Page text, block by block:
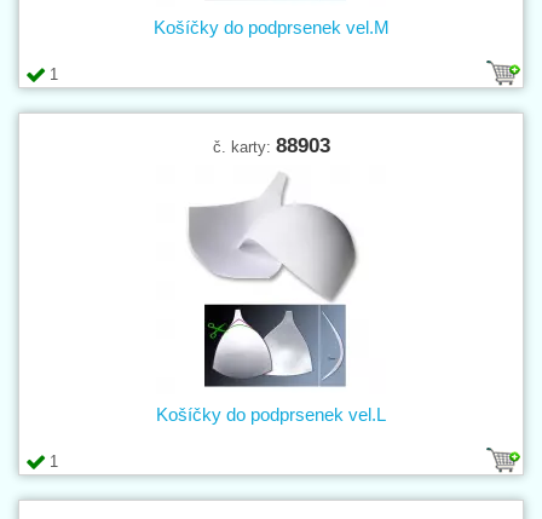
1
Košíčky do podprsenek vel.M
č. karty: 88903
1
Košíčky do podprsenek vel.L